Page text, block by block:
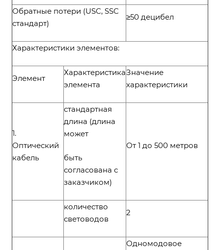
Обратные потери (USC, SSC
стандарт)
≥50 децибел
Характеристики элементов:
Элемент
Характеристика
элемента
Значение
характеристики
1.
Оптический
кабель
стандартная
длина (длина
может
быть
согласована с
заказчиком)
От 1 до 500 метров
количество
световодов
2
Одномодовое